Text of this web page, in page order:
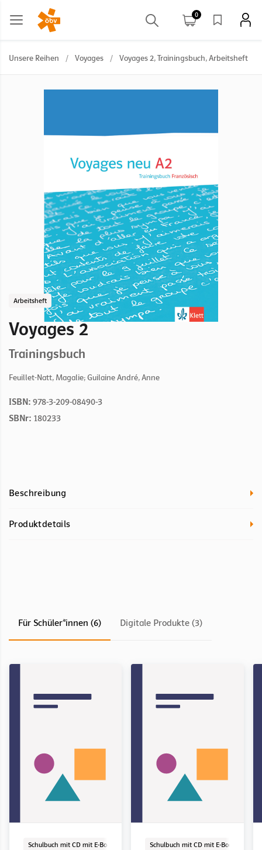
0
Unsere Reihen / Voyages / Voyages 2, Trainingsbuch, Arbeitsheft
Arbeitsheft
Voyages 2
Trainingsbuch
Feuillet-Natt, Magalie; Guilaine André, Anne
ISBN: 978-3-209-08490-3
SBNr: 180233
Beschreibung
Produktdetails
Für Schüler*innen (6) Digitale Produkte (3)
Schulbuch mit CD mit E-Book Schulbuch mit CD mit E-Book